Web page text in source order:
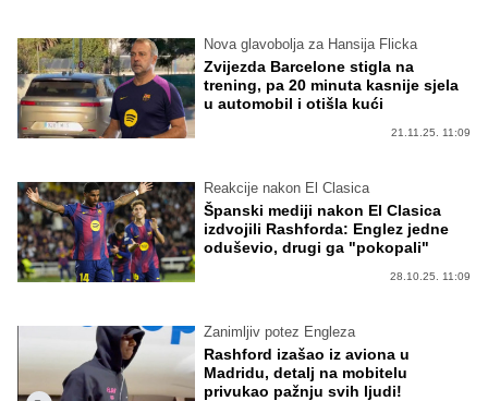
Nova glavobolja za Hansija Flicka
Zvijezda Barcelone stigla na
trening, pa 20 minuta kasnije sjela
u automobil i otišla kući
21.11.25. 11:09
Reakcije nakon El Clasica
Španski mediji nakon El Clasica
izdvojili Rashforda: Englez jedne
oduševio, drugi ga "pokopali"
28.10.25. 11:09
Zanimljiv potez Engleza
Rashford izašao iz aviona u
Madridu, detalj na mobitelu
privukao pažnju svih ljudi!